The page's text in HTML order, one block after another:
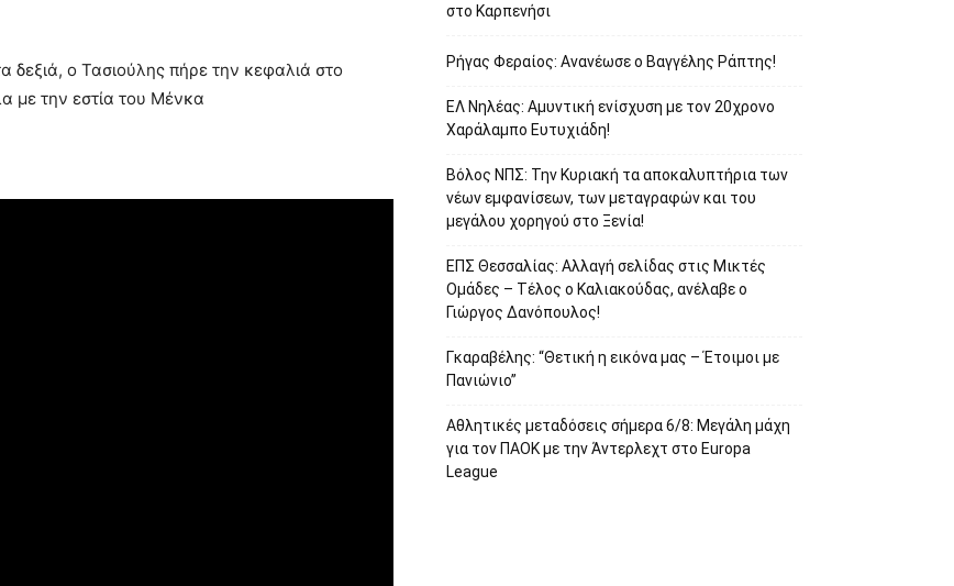
δεξιά, ο Τασιούλης πήρε την κεφαλιά στο
με την εστία του Μένκα
στο Καρπενήσι
Ρήγας Φεραίος: Ανανέωσε ο Βαγγέλης Ράπτης!
ΕΛ Νηλέας: Αμυντική ενίσχυση με τον 20χρονο
Χαράλαμπο Ευτυχιάδη!
Βόλος ΝΠΣ: Την Κυριακή τα αποκαλυπτήρια των
νέων εμφανίσεων, των μεταγραφών και του
μεγάλου χορηγού στο Ξενία!
ΕΠΣ Θεσσαλίας: Αλλαγή σελίδας στις Μικτές
Ομάδες – Τέλος ο Καλιακούδας, ανέλαβε ο
Γιώργος Δανόπουλος!
Γκαραβέλης: “Θετική η εικόνα μας – Έτοιμοι με
Πανιώνιο”
Αθλητικές μεταδόσεις σήμερα 6/8: Μεγάλη μάχη
για τον ΠΑΟΚ με την Άντερλεχτ στο Europa
League